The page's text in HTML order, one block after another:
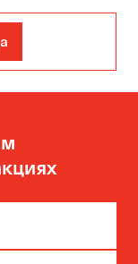
Почтовая
Власовка
Гнедин